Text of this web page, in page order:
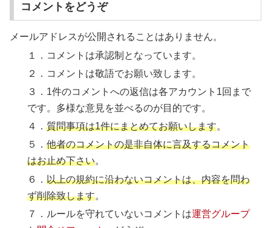
コメントをどうぞ
メールアドレスが公開されることはありません。
１．コメントは承認制となっています。
２．コメントは敬語でお願い致します。
３．1件のコメントへの返信は各アカウント1回まで
です。多様な意見を並べるのが目的です。
４．質問事項は1件にまとめてお願いします。
５．他者のコメントの是非自体に言及するコメント
はお止め下さい。
６．以上の規約に沿わないコメントは、内容を問わ
ず削除致します。
７．ルールを守れていないコメントは運営グループ